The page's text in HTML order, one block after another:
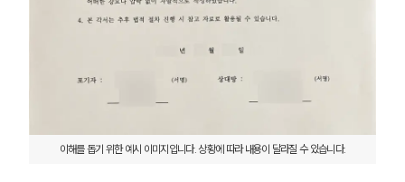
업무분야
상간자위자료계산기
이해를 돕기 위한 예시 이미지입니다. 상황에 따라 내용이 달라질 수 있습니다.